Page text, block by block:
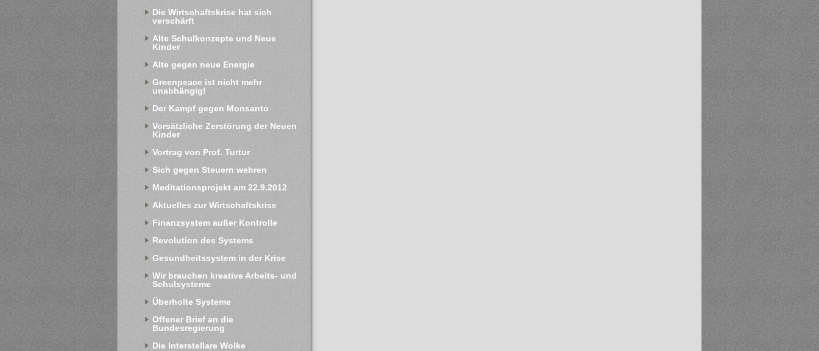
Die Wirtschaftskrise hat sich
verschärft
Alte Schulkonzepte und Neue
Kinder
Alte gegen neue Energie
Greenpeace ist nicht mehr
unabhängig!
Der Kampf gegen Monsanto
Vorsätzliche Zerstörung der Neuen
Kinder
Vortrag von Prof. Turtur
Sich gegen Steuern wehren
Meditationsprojekt am 22.9.2012
Aktuelles zur Wirtschaftskrise
Finanzsystem außer Kontrolle
Revolution des Systems
Gesundheitssystem in der Krise
Wir brauchen kreative Arbeits- und
Schulsysteme
Überholte Systeme
Offener Brief an die
Bundesregierung
Die Interstellare Wolke